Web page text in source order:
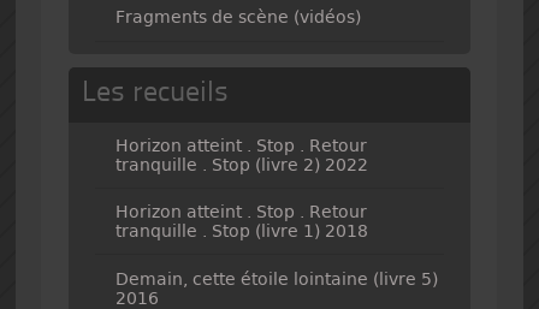
Fragments de scène (vidéos)
Les recueils
Horizon atteint . Stop . Retour
tranquille . Stop (livre 2) 2022
Horizon atteint . Stop . Retour
tranquille . Stop (livre 1) 2018
Demain, cette étoile lointaine (livre 5)
2016